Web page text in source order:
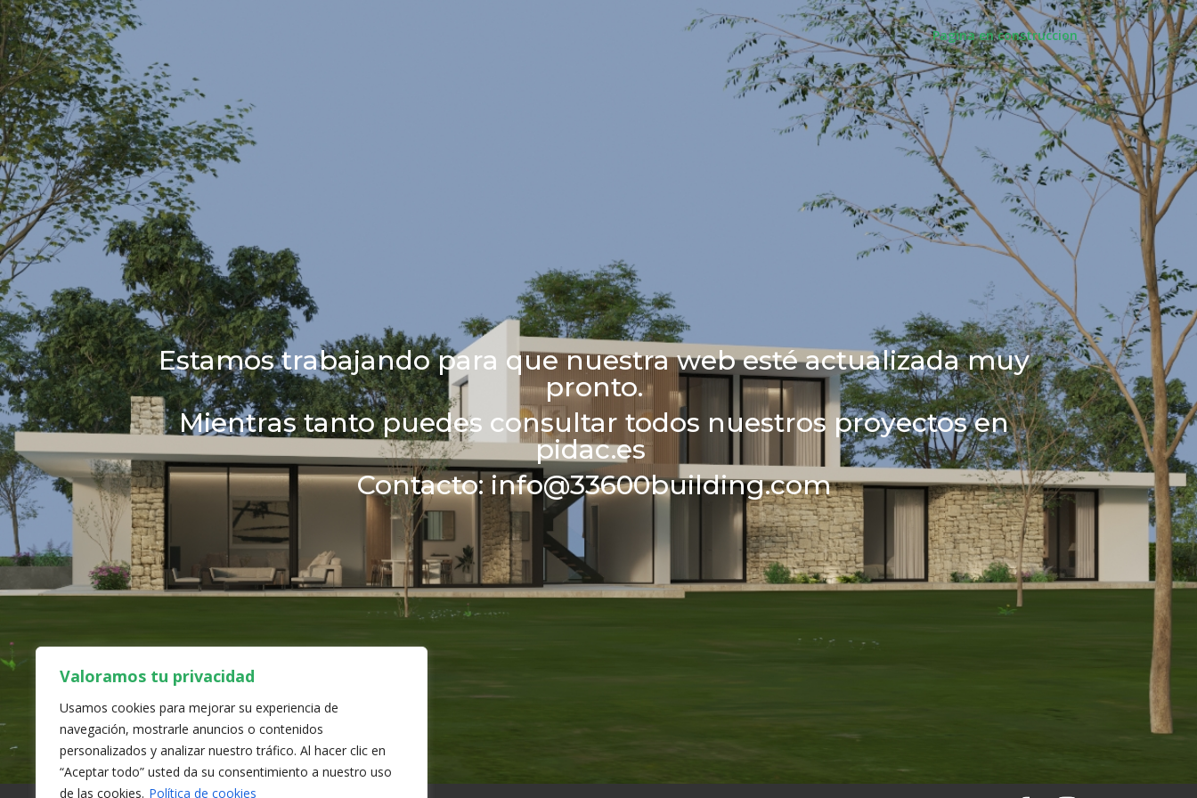
Valoramos tu privacidad
Usamos cookies para mejorar su experiencia de
navegación, mostrarle anuncios o contenidos
personalizados y analizar nuestro tráfico. Al hacer clic en
“Aceptar todo” usted da su consentimiento a nuestro uso
de las cookies. Política de cookies
Pagina en construccion
Estamos trabajando para que nuestra web esté actualizada muy
pronto.
Mientras tanto puedes consultar todos nuestros proyectos en
pidac.es
Contacto: info@33600building.com